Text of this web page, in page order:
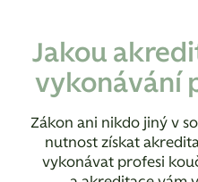
Jakou
vykonávání
Zákon ani nikdo jiný v
nutnost získat
vykonávat profesi